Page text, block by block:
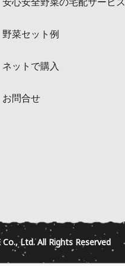
野菜セット例
ネットで購入
お問合せ
Co., Ltd. All Rights Reserved